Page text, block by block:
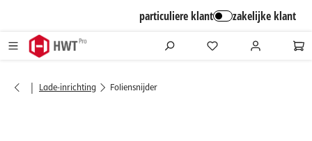
particuliere klant zakelijke klant
| Lade-inrichting Foliensnijder